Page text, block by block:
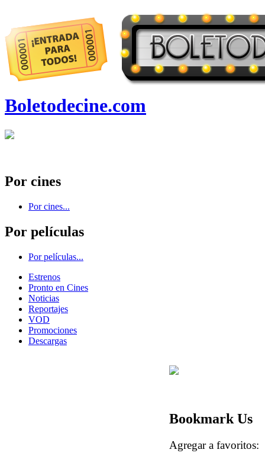
Boletodecine.com
Por cines
Por cines...
Por películas
Por películas...
Estrenos
Pronto en Cines
Noticias
Reportajes
VOD
Promociones
Descargas
Bookmark Us
Agregar a